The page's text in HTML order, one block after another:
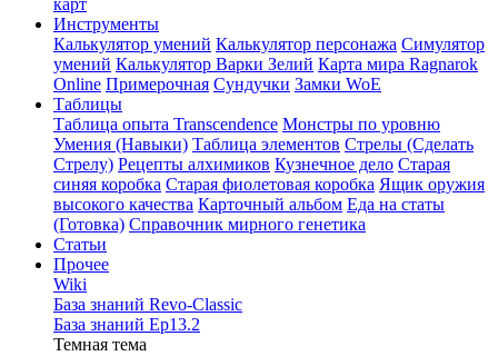
карт
Инструменты
Калькулятор умений Калькулятор персонажа Симулятор
умений Калькулятор Варки Зелий Карта мира Ragnarok
Online Примерочная Сундучки Замки WoE
Таблицы
Таблица опыта Transcendence Монстры по уровню
Умения (Навыки) Таблица элементов Стрелы (Сделать
Стрелу) Рецепты алхимиков Кузнечное дело Старая
синяя коробка Старая фиолетовая коробка Ящик оружия
высокого качества Карточный альбом Еда на статы
(Готовка) Справочник мирного генетика
Статьи
Прочее
Wiki
База знаний Revo-Classic
База знаний Ep13.2
Темная тема